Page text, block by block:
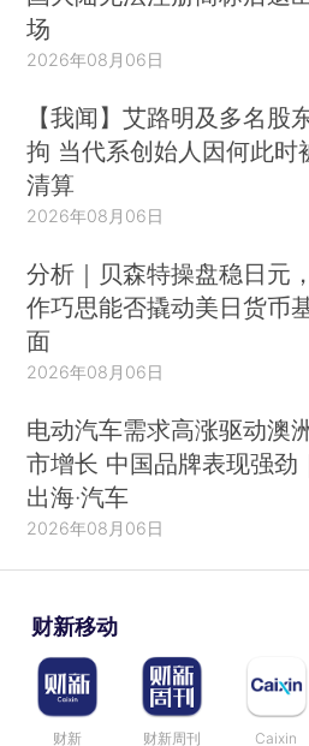
场
2026年08月06日
【我闻】艾路明及多名股
拘 当代系创始人因何此时
清算
2026年08月06日
分析｜贝森特操盘稳日元
作巧思能否撬动美日货币
面
2026年08月06日
电动汽车需求高涨驱动澳
市增长 中国品牌表现强劲
出海·汽车
2026年08月06日
财新移动
财新 财新周刊 Caixin